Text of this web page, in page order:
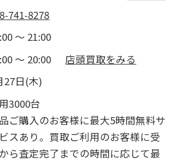
741-8278
～ 21:00
～ 20:00
店頭買取をみる
27日(木)
3000台
ご購入のお客様に最大5時間無料サ
スあり。買取ご利用のお客様に受
ら査定完了までの時間に応じて最